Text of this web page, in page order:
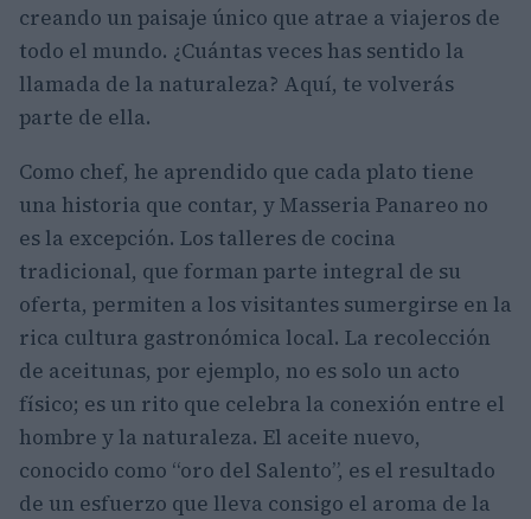
creando un paisaje único que atrae a viajeros de
todo el mundo. ¿Cuántas veces has sentido la
llamada de la naturaleza? Aquí, te volverás
parte de ella.
Como chef, he aprendido que cada plato tiene
una historia que contar, y Masseria Panareo no
es la excepción. Los talleres de cocina
tradicional, que forman parte integral de su
oferta, permiten a los visitantes sumergirse en la
rica cultura gastronómica local. La recolección
de aceitunas, por ejemplo, no es solo un acto
físico; es un rito que celebra la conexión entre el
hombre y la naturaleza. El aceite nuevo,
conocido como “oro del Salento”, es el resultado
de un esfuerzo que lleva consigo el aroma de la